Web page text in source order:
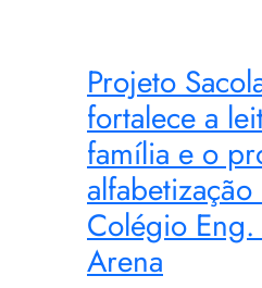
Projeto
fortalece a
família e o
Colégio
Arena